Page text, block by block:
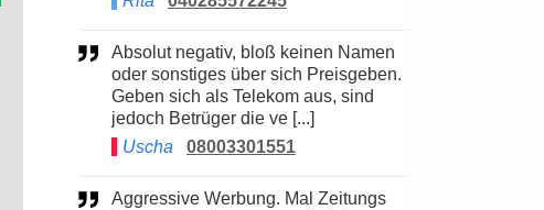
Absolut negativ, bloß keinen Namen
oder sonstiges über sich Preisgeben.
Geben sich als Telekom aus, sind
jedoch Betrüger die ve [...]
Uscha
08003301551
Aggressive Werbung. Mal Zeitungs